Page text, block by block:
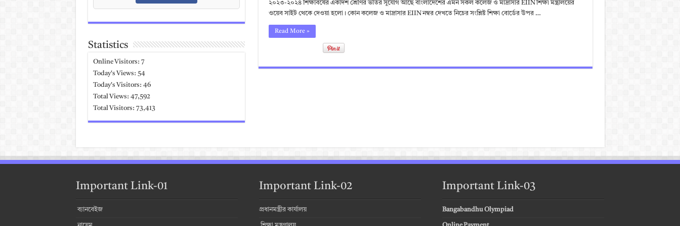
২০২৩-২০২৪ শিক্ষাবর্ষের একাদশ শ্রেণির ভর্তির সুযোগ আছে বাংলাদেশের এমন সকল কলেজ ও মাদ্রাসার EIIN শিক্ষা মন্ত্রালয়ের
ওয়েব সাইট থেকে দেওয়া হলো। কোন কলেজ ও মাদ্রাসার EIIN নম্বর দেখতে নিচের সংশ্লিষ্ট শিক্ষা বোর্ডের উপর …
Read More »
Statistics
Online Visitors: 7
Today's Views: 54
Today's Visitors: 46
Total Views: 47,592
Total Visitors: 73,413
Important Link-01
ব্যানবেইজ
Important Link-02
প্রধানমন্ত্রীর কার্যালয়
Important Link-03
Bangabandhu Olympiad